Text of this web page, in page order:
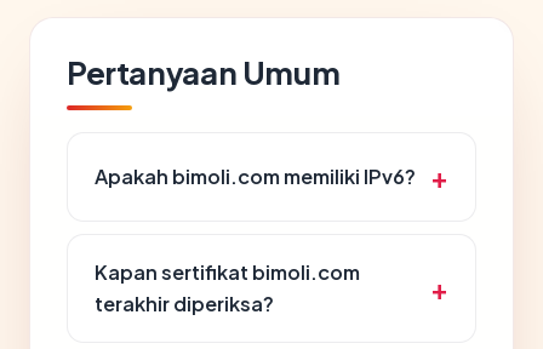
Pertanyaan Umum
Apakah bimoli.com memiliki IPv6?
Kapan sertifikat bimoli.com
terakhir diperiksa?